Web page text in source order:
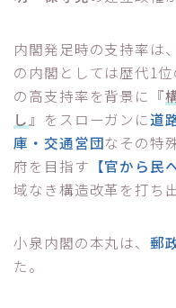
内閣発足時の支持率は
の内閣としては歴代1
の高支持率を背景に『
し 』をスローガンに道
庫・交通営団なその特
府を目指す 【官から民
域なき構造改革を打ち
小泉内閣の本丸は、郵
た。